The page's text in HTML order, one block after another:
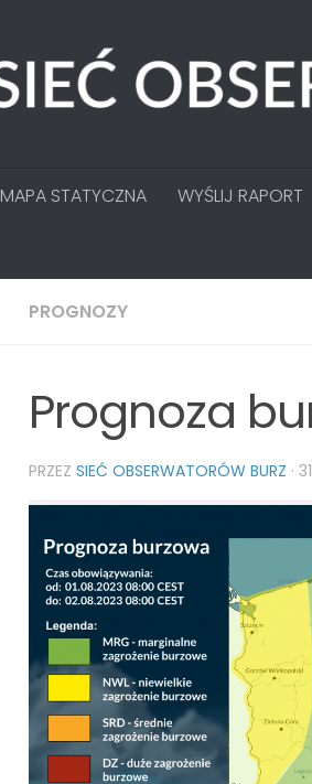
MAPA STATYCZNA WYŚLIJ RAPORT
PROGNOZY
Prognoza
PRZEZ SIEĆ OBSERWATORÓW BURZ ·